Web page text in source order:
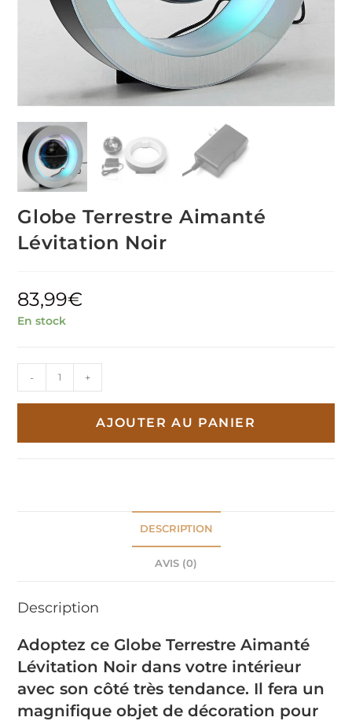
Globe Terrestre Aimanté
Lévitation Noir
83,99€
En stock
quantité
de
- +
AJOUTER AU PANIER
DESCRIPTION
AVIS (0)
Description
Adoptez ce Globe Terrestre Aimanté
Lévitation Noir dans votre intérieur
avec son côté très tendance. Il fera un
magnifique objet de décoration pour